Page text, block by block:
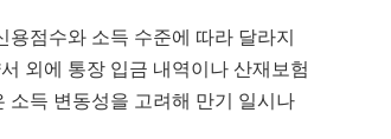
점수와 소득 수준에 따라 달라지
외에 통장 입금 내역이나 산재보험
소득 변동성을 고려해 만기 일시나